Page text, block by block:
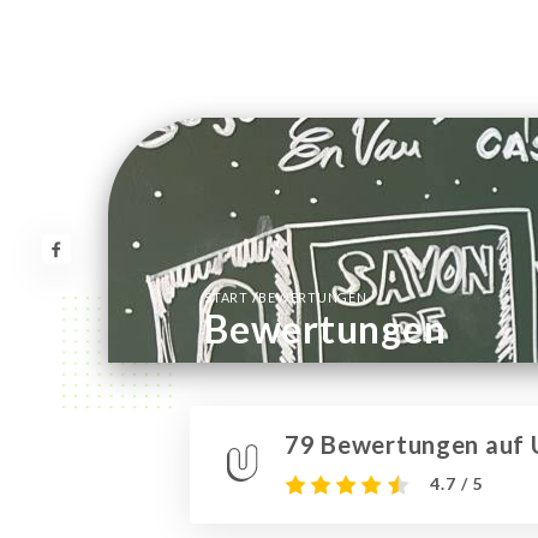
START/BEWERTUNGEN
Bewertungen
79 Bewertungen auf
4.7 / 5